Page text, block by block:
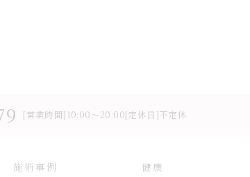
[営業時間]10:00～20:00[定休日]不定休
施術事例 健康